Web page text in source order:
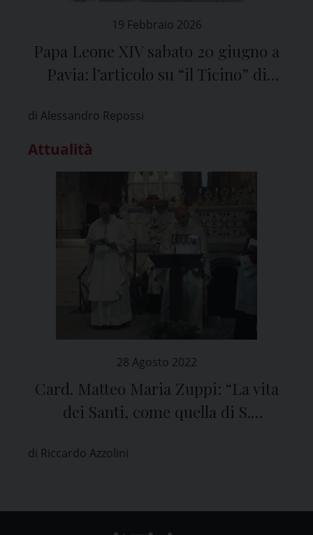
19 Febbraio 2026
Papa Leone XIV sabato 20 giugno a
Pavia: l’articolo su “il Ticino” di
di Alessandro Repossi
Attualità
28 Agosto 2022
Card. Matteo Maria Zuppi: “La vita
dei Santi, come quella di S.
di Riccardo Azzolini